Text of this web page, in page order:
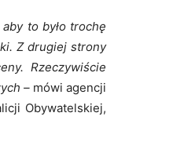
to było trochę
Z drugiej strony
Rzeczywiście
– mówi agencji
Obywatelskiej,